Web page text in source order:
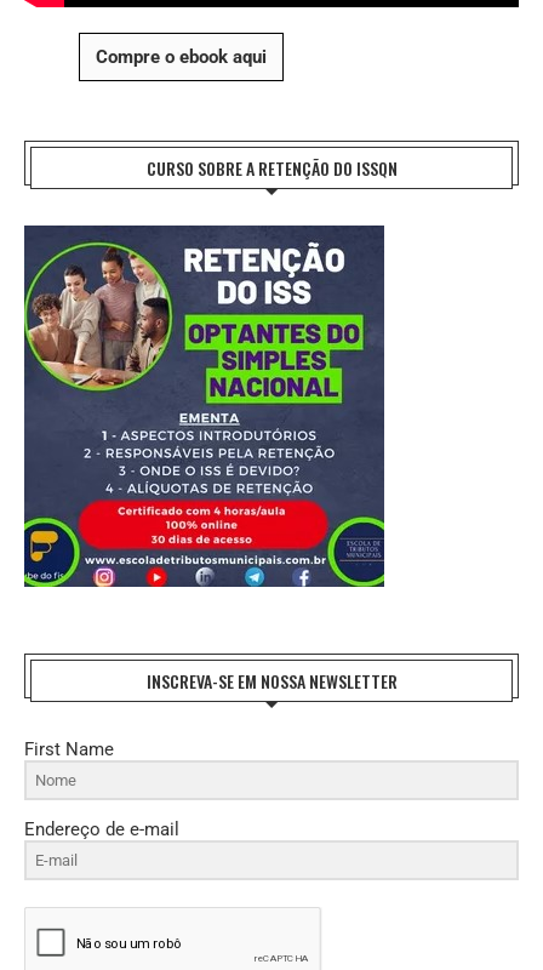
Compre o ebook aqui
CURSO SOBRE A RETENÇÃO DO ISSQN
INSCREVA-SE EM NOSSA NEWSLETTER
First Name
Endereço de e-mail